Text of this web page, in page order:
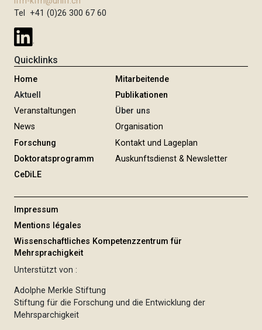
Tel +41 (0)26 300 67 60
Quicklinks
Home
Aktuell
Veranstaltungen
News
Forschung
Doktoratsprogramm
CeDiLE
Mitarbeitende
Publikationen
Über uns
Organisation
Kontakt und Lageplan
Auskunftsdienst & Newsletter
Impressum
Mentions légales
Wissenschaftliches Kompetenzzentrum für
Mehrsprachigkeit
Unterstützt von :
Adolphe Merkle Stiftung
Stiftung für die Forschung und die Entwicklung der
Mehrsparchigkeit